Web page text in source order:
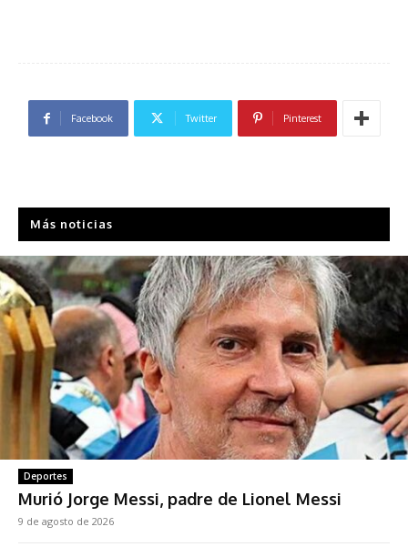
Facebook Twitter Pinterest
Más noticias
Deportes
Murió Jorge Messi, padre de Lionel Messi
9 de agosto de 2026